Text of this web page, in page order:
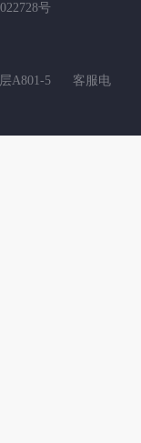
号
A801-5
客服电